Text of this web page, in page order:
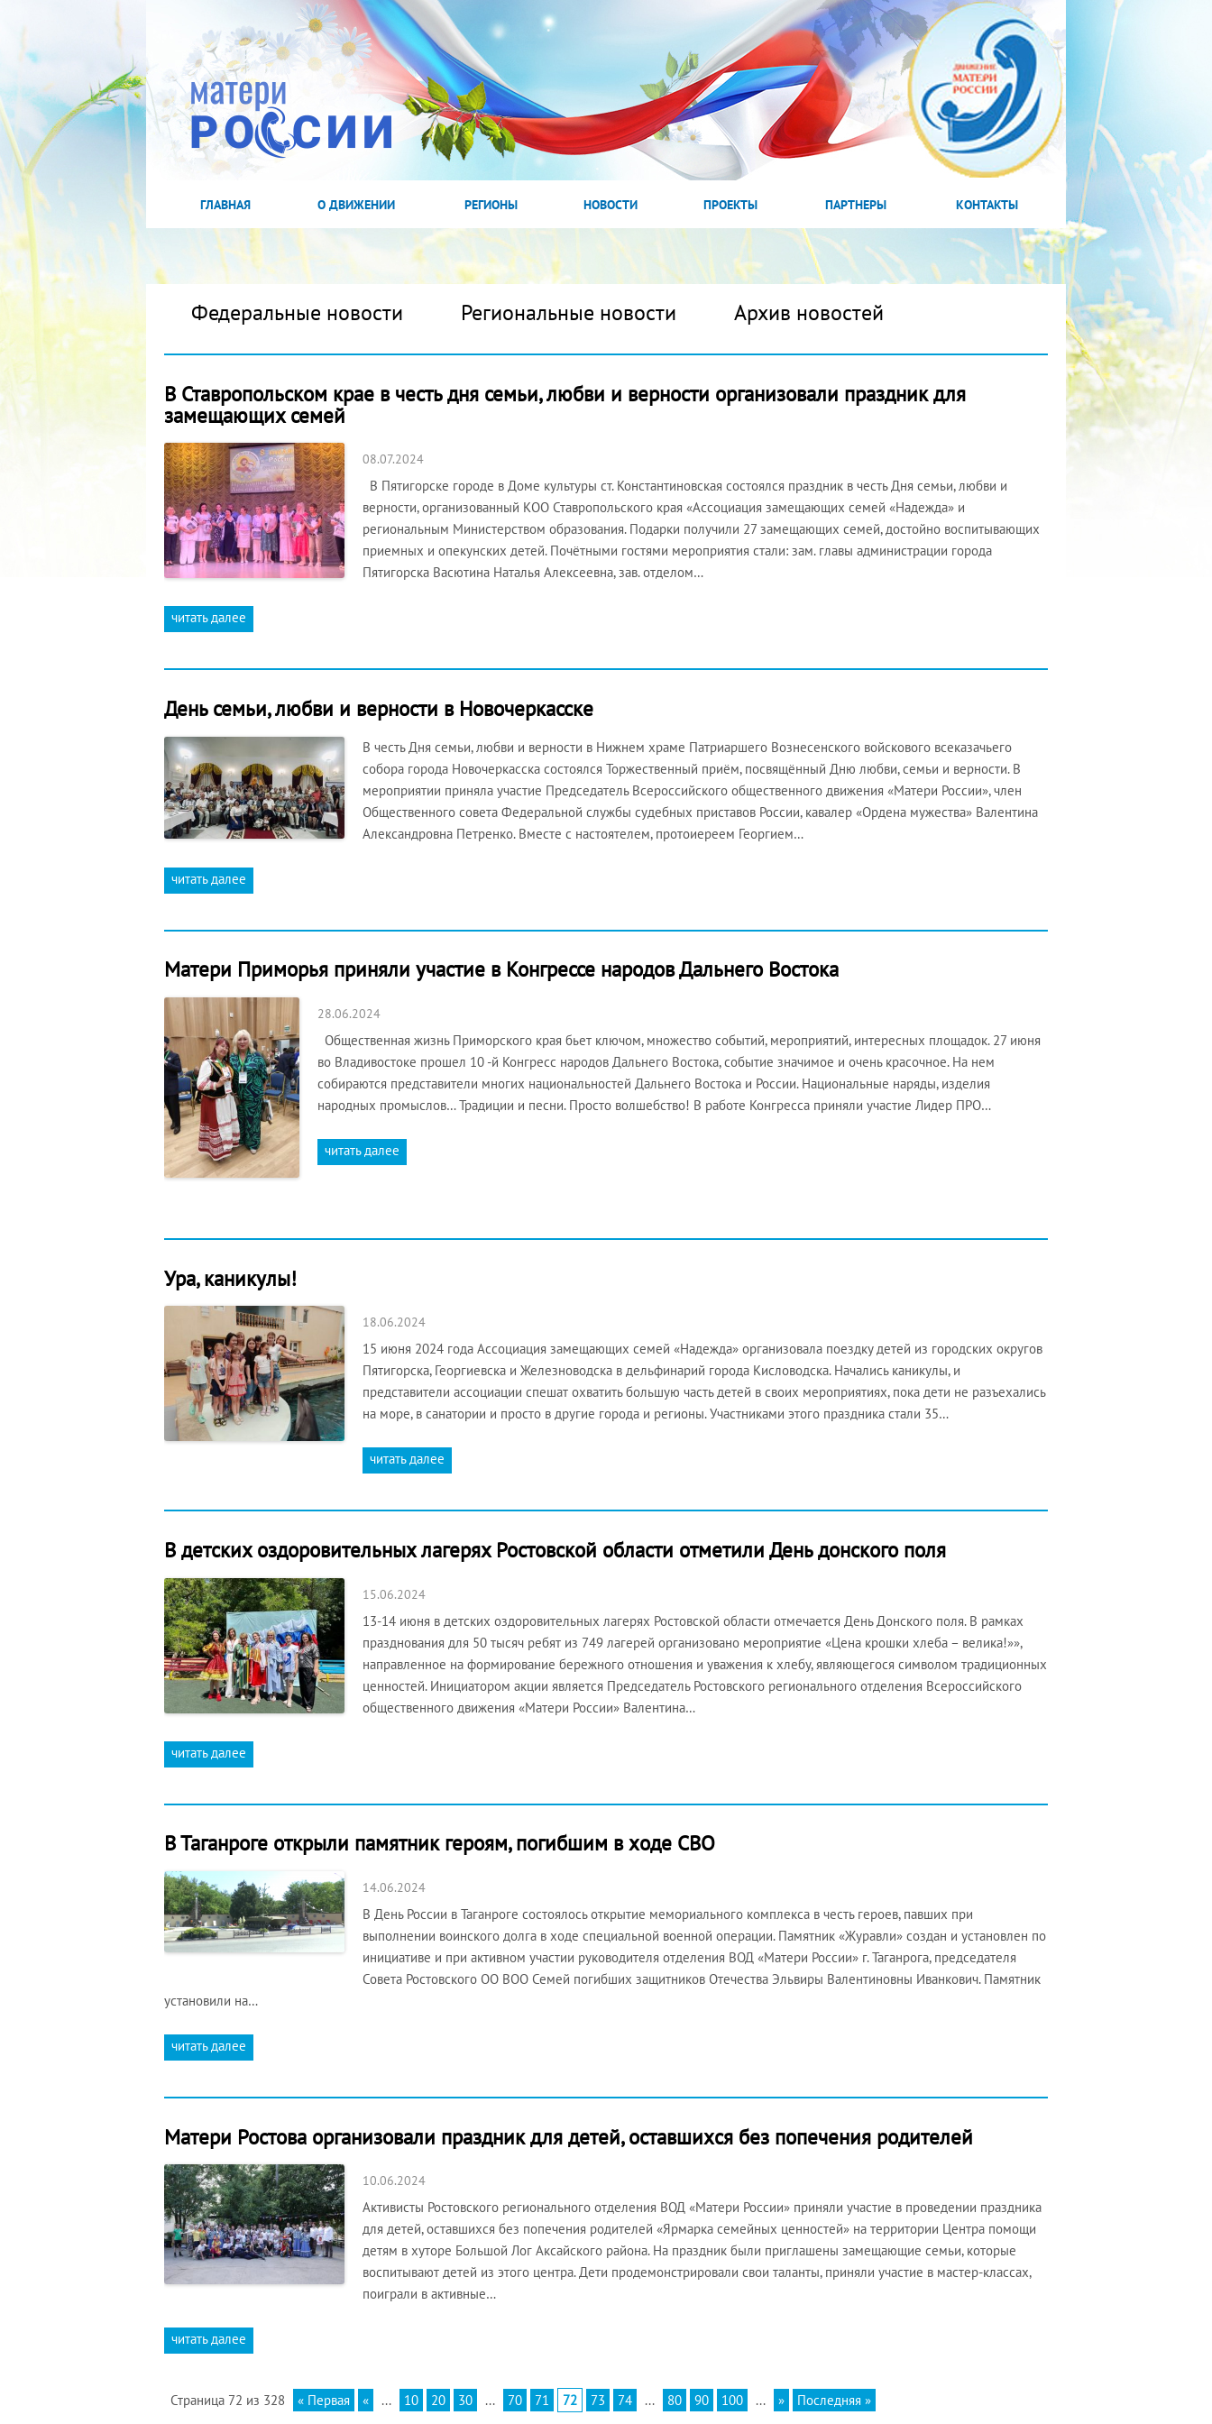
ГЛАВНАЯ О ДВИЖЕНИИ РЕГИОНЫ НОВОСТИ ПРОЕКТЫ ПАРТНЕРЫ КОНТАКТЫ
Федеральные новости Региональные новости Архив новостей
В Ставропольском крае в честь дня семьи, любви и верности организовали праздник для
замещающих семей
08.07.2024
В Пятигорске городе в Доме культуры ст. Константиновская состоялся праздник в честь Дня семьи, любви и
верности, организованный КОО Ставропольского края «Ассоциация замещающих семей «Надежда» и
региональным Министерством образования. Подарки получили 27 замещающих семей, достойно воспитывающих
приемных и опекунских детей. Почётными гостями мероприятия стали: зам. главы администрации города
Пятигорска Васютина Наталья Алексеевна, зав. отделом…
читать далее
День семьи, любви и верности в Новочеркасске
В честь Дня семьи, любви и верности в Нижнем храме Патриаршего Вознесенского войскового всеказачьего
собора города Новочеркасска состоялся Торжественный приём, посвящённый Дню любви, семьи и верности. В
мероприятии приняла участие Председатель Всероссийского общественного движения «Матери России», член
Общественного совета Федеральной службы судебных приставов России, кавалер «Ордена мужества» Валентина
Александровна Петренко. Вместе с настоятелем, протоиереем Георгием…
читать далее
Матери Приморья приняли участие в Конгрессе народов Дальнего Востока
28.06.2024
Общественная жизнь Приморского края бьет ключом, множество событий, мероприятий, интересных площадок. 27 июня
во Владивостоке прошел 10 -й Конгресс народов Дальнего Востока, событие значимое и очень красочное. На нем
собираются представители многих национальностей Дальнего Востока и России. Национальные наряды, изделия
народных промыслов… Традиции и песни. Просто волшебство! В работе Конгресса приняли участие Лидер ПРО…
читать далее
Ура, каникулы!
18.06.2024
15 июня 2024 года Ассоциация замещающих семей «Надежда» организовала поездку детей из городских округов
Пятигорска, Георгиевска и Железноводска в дельфинарий города Кисловодска. Начались каникулы, и
представители ассоциации спешат охватить большую часть детей в своих мероприятиях, пока дети не разъехались
на море, в санатории и просто в другие города и регионы. Участниками этого праздника стали 35…
читать далее
В детских оздоровительных лагерях Ростовской области отметили День донского поля
15.06.2024
13-14 июня в детских оздоровительных лагерях Ростовской области отмечается День Донского поля. В рамках
празднования для 50 тысяч ребят из 749 лагерей организовано мероприятие «Цена крошки хлеба – велика!»»,
направленное на формирование бережного отношения и уважения к хлебу, являющегося символом традиционных
ценностей. Инициатором акции является Председатель Ростовского регионального отделения Всероссийского
общественного движения «Матери России» Валентина…
читать далее
В Таганроге открыли памятник героям, погибшим в ходе СВО
14.06.2024
В День России в Таганроге состоялось открытие мемориального комплекса в честь героев, павших при
выполнении воинского долга в ходе специальной военной операции. Памятник «Журавли» создан и установлен по
инициативе и при активном участии руководителя отделения ВОД «Матери России» г. Таганрога, председателя
Совета Ростовского ОО ВОО Семей погибших защитников Отечества Эльвиры Валентиновны Иванкович. Памятник
установили на…
читать далее
Матери Ростова организовали праздник для детей, оставшихся без попечения родителей
10.06.2024
Активисты Ростовского регионального отделения ВОД «Матери России» приняли участие в проведении праздника
для детей, оставшихся без попечения родителей «Ярмарка семейных ценностей» на территории Центра помощи
детям в хуторе Большой Лог Аксайского района. На праздник были приглашены замещающие семьи, которые
воспитывают детей из этого центра. Дети продемонстрировали свои таланты, приняли участие в мастер-классах,
поиграли в активные…
читать далее
Страница 72 из 328 « Первая « ... 10 20 30 ... 70 71 72 73 74 ... 80 90 100 ... » Последняя »